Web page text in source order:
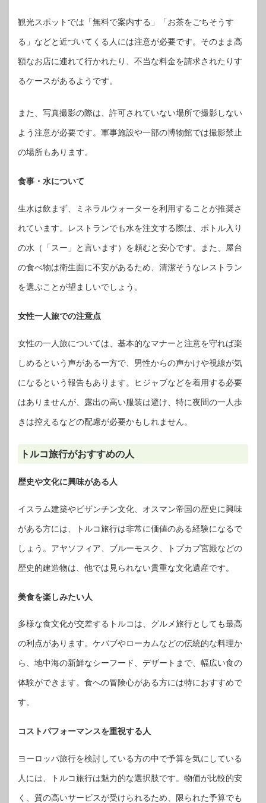
観光スポットでは「無料で案内する」「お茶をごちそうす
る」などと近づいてくる人には注意が必要です。そのまま高
額なお店に連れて行かれたり、不当な料金を請求されたりす
るケースがあるようです。
また、写真撮影の際は、許可されていない場所で撮影しない
よう注意が必要です。軍事施設や一部の博物館では撮影禁止
の場所もあります。
食事・水について
生水は飲まず、ミネラルウォーターを利用することが推奨さ
れています。レストランでも水を注文する際は、ボトル入り
の水（「スー」と言います）を頼むと安心です。また、屋台
の食べ物は衛生面に不安があるため、清潔そうなレストラン
を選ぶことが望ましいでしょう。
女性一人旅での注意点
女性の一人旅については、基本的なマナーと注意を守れば楽
しめるという声がある一方で、男性からの声かけや視線が気
になるという報告もあります。ヒジャブなどを着用する必要
はありませんが、露出の高い服装は避け、特に夜間の一人歩
きは控えるなどの配慮が必要かもしれません。
トルコ旅行がおすすめの人
歴史や文化に興味がある人
イスラム建築やビザンチン文化、オスマン帝国の歴史に興味
がある方には、トルコ旅行は非常に価値のある経験になるで
しょう。アヤソフィア、ブルーモスク、トプカプ宮殿などの
歴史的建造物は、他では見られない貴重な文化遺産です。
美食を楽しみたい人
多様な食文化が交差するトルコは、グルメ旅行としても最高
の利点があります。ケバブやローカムなどの伝統的な料理か
ら、地中海の新鮮なシーフード、デザートまで、幅広い食の
体験ができます。食への冒険心がある方には特におすすめで
す。
コストパフォーマンスを重視する人
ヨーロッパ旅行を検討している方の中で予算を気にしている
人には、トルコ旅行は魅力的な選択肢です。物価が比較的安
く、質の高いサービスが受けられるため、限られた予算でも